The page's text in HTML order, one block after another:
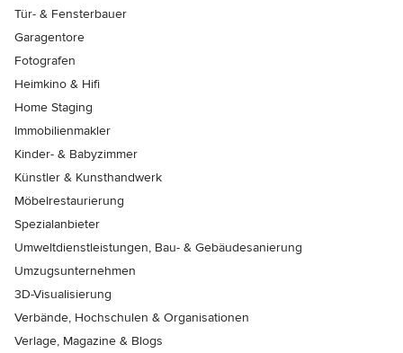
Tür- & Fensterbauer
Garagentore
Fotografen
Heimkino & Hifi
Home Staging
Immobilienmakler
Kinder- & Babyzimmer
Künstler & Kunsthandwerk
Möbelrestaurierung
Spezialanbieter
Umweltdienstleistungen, Bau- & Gebäudesanierung
Umzugsunternehmen
3D-Visualisierung
Verbände, Hochschulen & Organisationen
Verlage, Magazine & Blogs